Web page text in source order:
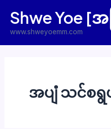
content
Shwe Yoe [အ
www.shweyoemm.com
အပျံ သင်စ